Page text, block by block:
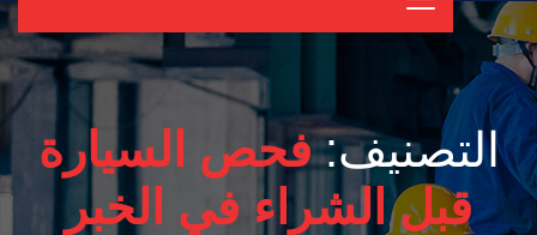
التصنيف:فحص السيارة
قبل الشراء في الخبر